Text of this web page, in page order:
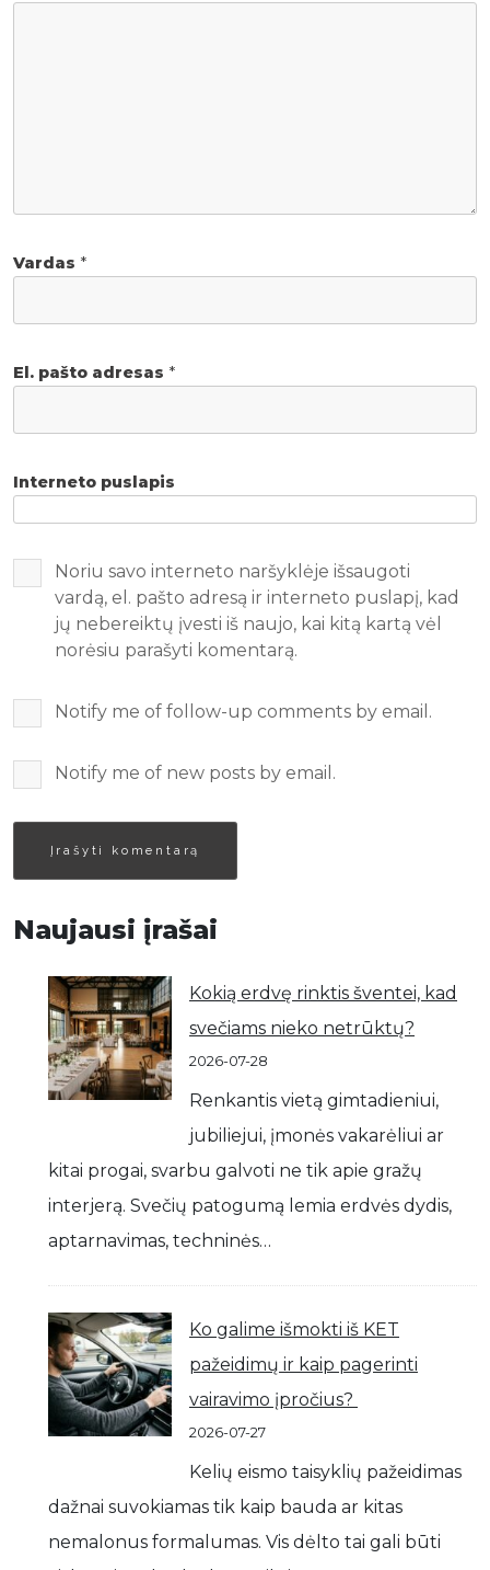
Vardas *
El. pašto adresas *
Interneto puslapis
Noriu savo interneto naršyklėje išsaugoti
vardą, el. pašto adresą ir interneto puslapį, kad
jų nebereiktų įvesti iš naujo, kai kitą kartą vėl
norėsiu parašyti komentarą.
Notify me of follow-up comments by email.
Notify me of new posts by email.
Naujausi įrašai
Kokią erdvę rinktis šventei, kad
svečiams nieko netrūktų?
2026-07-28
Renkantis vietą gimtadieniui,
jubiliejui, įmonės vakarėliui ar
kitai progai, svarbu galvoti ne tik apie gražų
interjerą. Svečių patogumą lemia erdvės dydis,
aptarnavimas, techninės…
Ko galime išmokti iš KET
pažeidimų ir kaip pagerinti
vairavimo įpročius?
2026-07-27
Kelių eismo taisyklių pažeidimas
dažnai suvokiamas tik kaip bauda ar kitas
nemalonus formalumas. Vis dėlto tai gali būti